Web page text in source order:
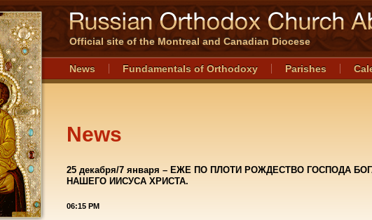
Official site of the Montreal and Canadian Diocese
News Fundamentals of Orthodoxy Parishes
News
25 декабря/7 января – ЕЖЕ ПО ПЛОТИ РОЖДЕСТВО ГОСПОДА
НАШЕГО ИИСУСА ХРИСТА.
06:15 PM